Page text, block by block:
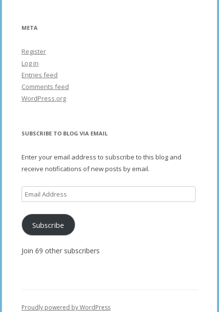
META
Register
Log in
Entries feed
Comments feed
WordPress.org
SUBSCRIBE TO BLOG VIA EMAIL
Enter your email address to subscribe to this blog and
receive notifications of new posts by email.
Email
Address
Subscribe
Join 69 other subscribers
Proudly powered by WordPress